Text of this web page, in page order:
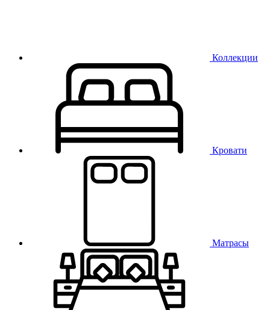
Коллекции
Кровати
Матрасы